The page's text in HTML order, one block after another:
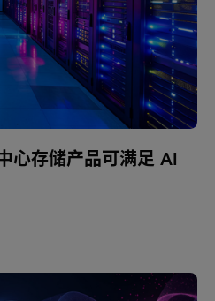
心存储产品可满足 AI